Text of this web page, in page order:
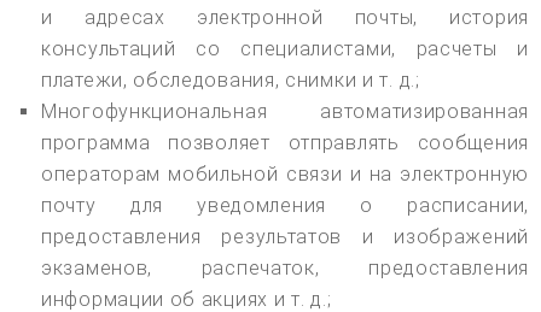
и адресах электронной почты, история
консультаций со специалистами, расчеты и
платежи, обследования, снимки и т. д.;
Многофункциональная автоматизированная
программа позволяет отправлять сообщения
операторам мобильной связи и на электронную
почту для уведомления о расписании,
предоставления результатов и изображений
экзаменов, распечаток, предоставления
информации об акциях и т. д.;